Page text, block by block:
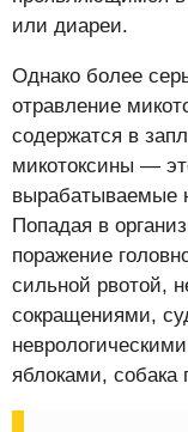
или диареи.
Однако более
отравление
содержатся в
микотоксины —
вырабатываемые
Попадая в
поражение
сильной рвотой,
сокращениями,
яблоками, собака